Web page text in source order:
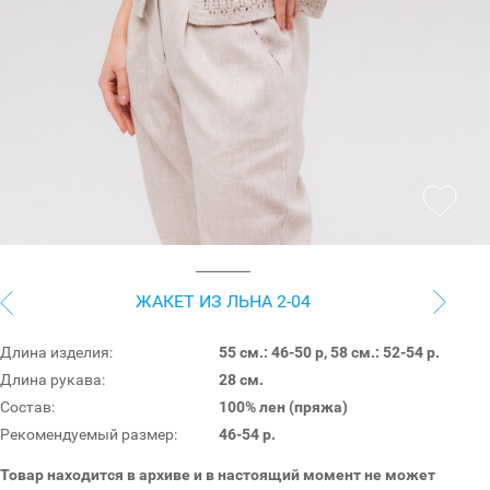
ЖАКЕТ ИЗ ЛЬНА 2-04
Длина изделия:
55 см.: 46-50 р, 58 см.: 52-54 р.
Длина рукава:
28 см.
Состав:
100% лен (пряжа)
Рекомендуемый размер:
46-54 р.
Товар находится в архиве и в настоящий момент не может